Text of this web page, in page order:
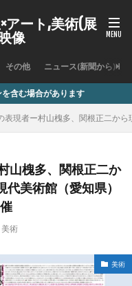
×アート,美術(展
像
その他 ニュース(新聞から)
表現者ー村山槐多、関根正二か
山槐多、関根正二か
美術館（愛知県）
美術
美術